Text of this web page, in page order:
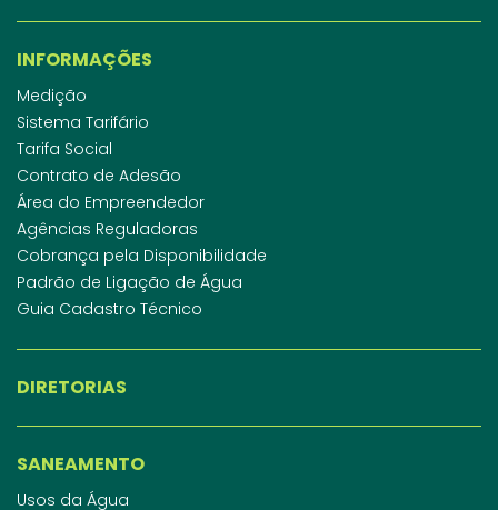
INFORMAÇÕES
Medição
Sistema Tarifário
Tarifa Social
Contrato de Adesão
Área do Empreendedor
Agências Reguladoras
Cobrança pela Disponibilidade
Padrão de Ligação de Água
Guia Cadastro Técnico
DIRETORIAS
SANEAMENTO
Usos da Água